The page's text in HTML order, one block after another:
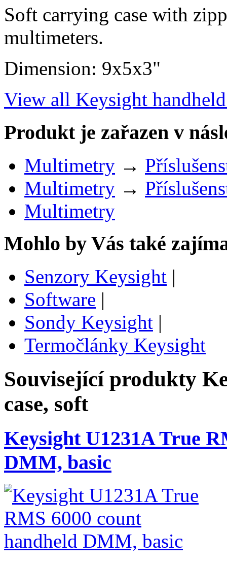
Soft carrying case with
multimeters.
Dimension: 9x5x3"
View all Keysight
Produkt je zařazen v
Multimetry →
Multimetry →
Multimetry
Mohlo by Vás také
Senzory Keysight |
Software |
Sondy Keysight |
Termočlánky Keysight
Související produkty
case, soft
Keysight U1231A True
DMM, basic